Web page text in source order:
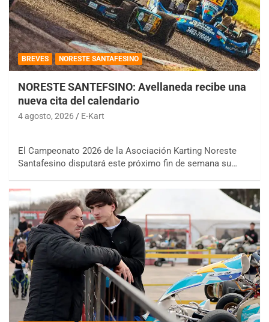
BREVES NORESTE SANTAFESINO
NORESTE SANTEFSINO: Avellaneda recibe una
nueva cita del calendario
4 agosto, 2026 E-Kart
El Campeonato 2026 de la Asociación Karting Noreste
Santafesino disputará este próximo fin de semana su…